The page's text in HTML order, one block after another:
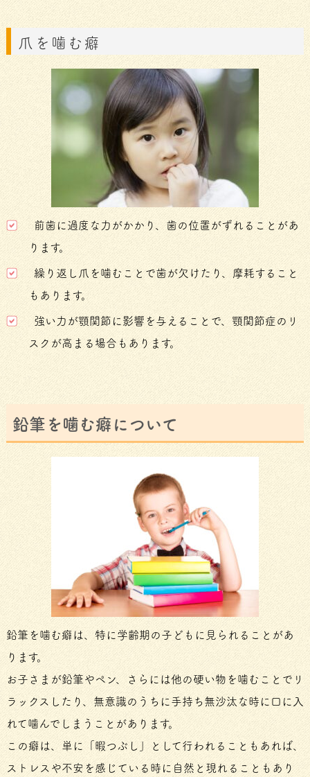
爪を噛む癖
前歯に過度な力がかかり、歯の位置がずれることがあ
ります。
繰り返し爪を噛むことで歯が欠けたり、摩耗すること
もあります。
強い力が顎関節に影響を与えることで、顎関節症のリ
スクが高まる場合もあります。
鉛筆を噛む癖について
鉛筆を噛む癖は、特に学齢期の子どもに見られることがあ
ります。
お子さまが鉛筆やペン、さらには他の硬い物を噛むことでリ
ラックスしたり、無意識のうちに手持ち無沙汰な時に口に入
れて噛んでしまうことがあります。
この癖は、単に「暇つぶし」として行われることもあれば、
ストレスや不安を感じている時に自然と現れることもあり